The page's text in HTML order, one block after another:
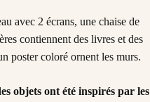
objets ont été inspirés par les